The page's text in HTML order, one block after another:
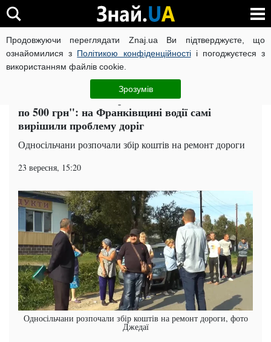
Продовжуючи переглядати Znaj.ua Ви підтверджуєте, що
ознайомилися з Політикою конфіденційностіі погоджуєтеся з
використанням файлів cookie.
Зрозумів
ВІЙНА РОСІЇ ПРОТИ УКРАЇНИ КОРОНАВІРУС В УКРАЇНІ
Івано-Франківськ ЧИТАТЬ НА РУССКОМ
"Не можемо 14 км проїхати, з кожної машини -
по 500 грн": на Франківщині водії самі
вирішили проблему доріг
Односільчани розпочали збір коштів на ремонт дороги
23 вересня, 15:20
Односільчани розпочали збір коштів на ремонт дороги, фото
Джедаї